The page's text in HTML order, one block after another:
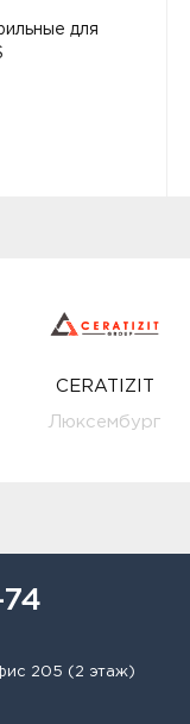
для
CERATIZIT
Люксембург
205 (2 этаж)